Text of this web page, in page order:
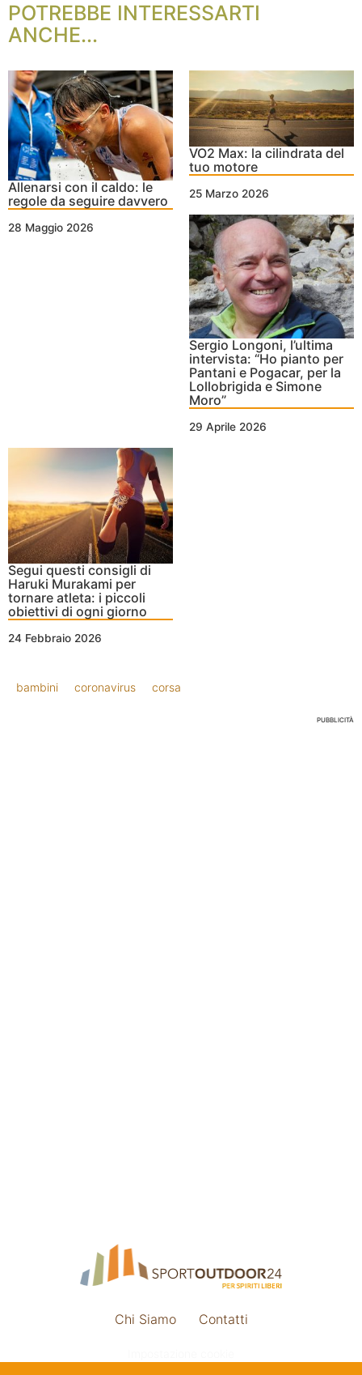
POTREBBE INTERESSARTI
ANCHE...
Allenarsi con il caldo: le
regole da seguire davvero
28 Maggio 2026
VO2 Max: la cilindrata del
tuo motore
25 Marzo 2026
Sergio Longoni, l’ultima
intervista: “Ho pianto per
Pantani e Pogacar, per la
Lollobrigida e Simone
Moro”
29 Aprile 2026
Segui questi consigli di
Haruki Murakami per
tornare atleta: i piccoli
obiettivi di ogni giorno
24 Febbraio 2026
bambini coronavirus corsa
PUBBLICITÀ
Chi Siamo Contatti